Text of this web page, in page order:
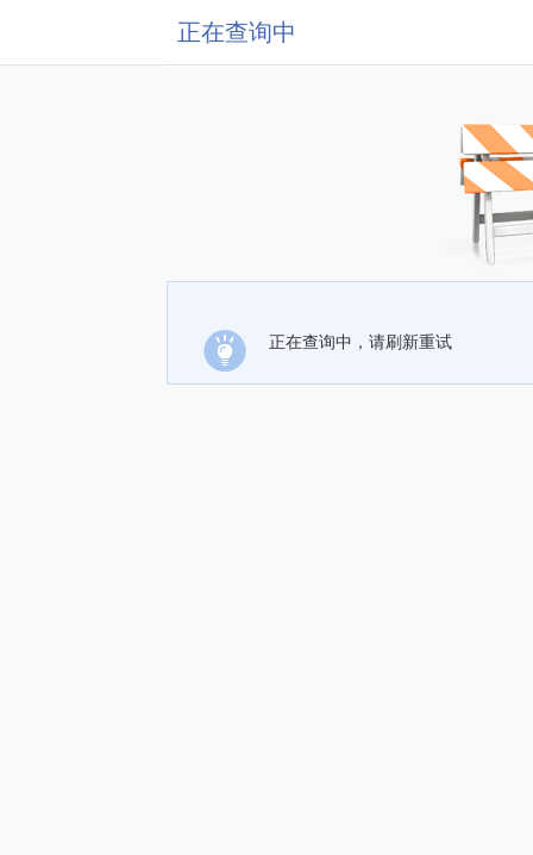
正在查询中
正在查询中，请刷新重试